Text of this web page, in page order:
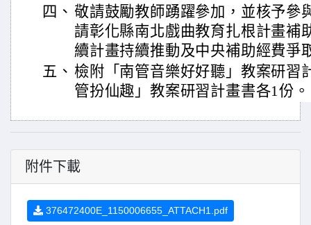
四、 敬請鼓勵教師踴躍參加，並核予參
請彰化縣南北戲曲教育扎根計畫補
續計畫持續推動及中央補助經費爭
五、 檢附「南管音樂好好聽」教案研習
管扮仙趣」教案研習計畫書各1份。
附件下載
376472400E_1150006655_ATTACH1.pdf